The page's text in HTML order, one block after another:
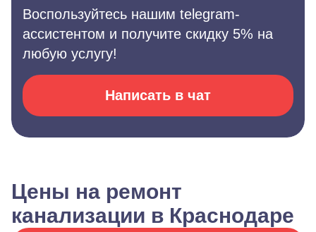
Воспользуйтесь нашим telegram-
ассистентом и получите скидку 5% на
любую услугу!
Написать в чат
Цены на ремонт
канализации в Краснодаре